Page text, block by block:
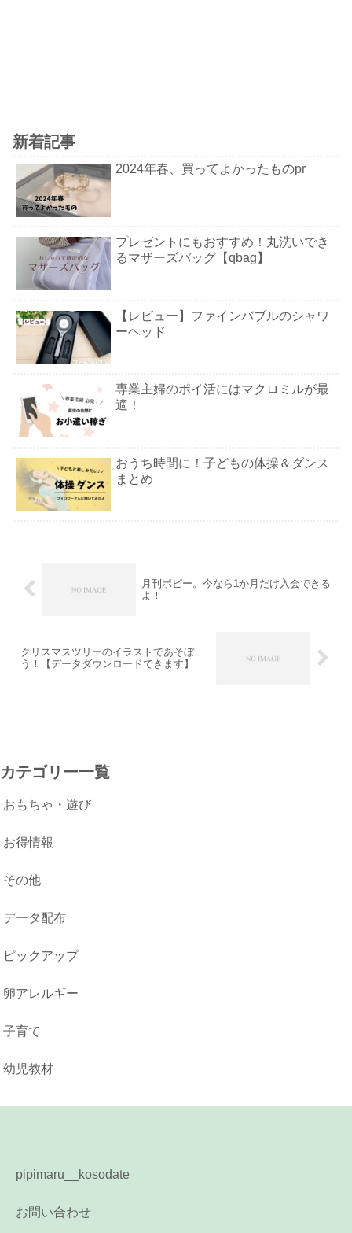
新着記事
2024年春、買ってよかったものpr
プレゼントにもおすすめ！丸洗いでき
るマザーズバッグ【qbag】
【レビュー】ファインバブルのシャワ
ーヘッド
専業主婦のポイ活にはマクロミルが最
適！
おうち時間に！子どもの体操＆ダンス
まとめ
月刊ポピー。今なら1か月だけ入会できる
よ！
クリスマスツリーのイラストであそぼ
う！【データダウンロードできます】
カテゴリー一覧
おもちゃ・遊び
お得情報
その他
データ配布
ピックアップ
卵アレルギー
子育て
幼児教材
pipimaru__kosodate
お問い合わせ